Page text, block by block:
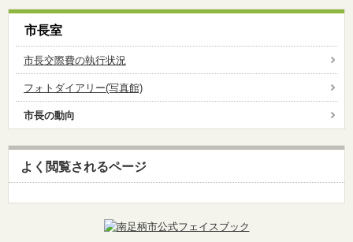
市長室
市長交際費の執行状況
フォトダイアリー(写真館)
市長の動向
よく閲覧されるページ